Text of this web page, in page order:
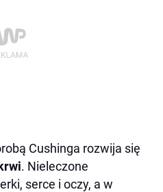
Cushinga rozwija się
. Nieleczone
serce i oczy, a w